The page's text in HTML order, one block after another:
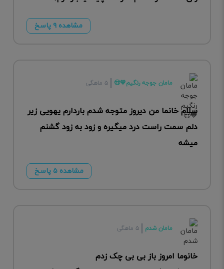
مشاهده ۹ پاسخ
مامان جوجه رنگیم💙😍 ۵ ماهگی
سلام خانما من دیروز متوجه شدم باردارم یهویی زیر
دلم سمت راست درد میگیره و زود به زود گشنم
میشه
مشاهده ۵ پاسخ
مامان شدم ۵ ماهگی
خانوما امروز باز بی بی چک زدم